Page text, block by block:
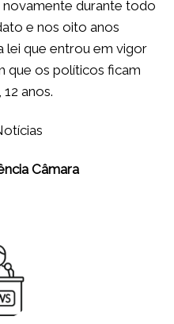
durante todo
e nos oito anos
lei que entrou em vigor
que os políticos ficam
anos.
Câmara